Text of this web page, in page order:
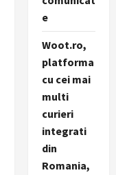
e
Woot.ro,
platforma
cu cei mai
multi
curieri
integrati
din
Romania,